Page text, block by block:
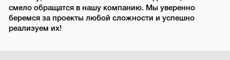
смело обращатся в нашу компанию. Мы уверенно
беремся за проекты любой сложности и успешно
реализуем их!